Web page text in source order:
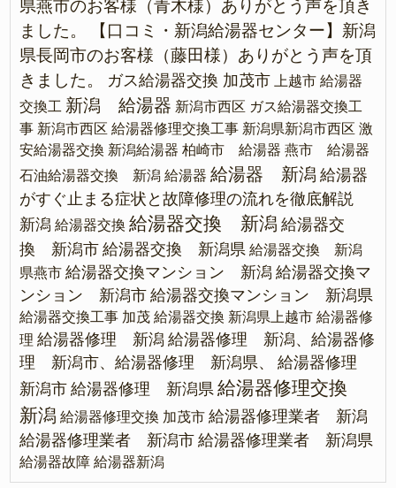
県燕市のお客様（青木様）ありがとう声を頂き
ました。
【口コミ・新潟給湯器センター】新潟
県長岡市のお客様（藤田様）ありがとう声を頂
きました。
ガス給湯器交換 加茂市
上越市 給湯器
交換工 新潟 給湯器 新潟市西区 ガス給湯器交換工
事 新潟市西区 給湯器修理交換工事 新潟県新潟市西区 激
安給湯器交換 新潟給湯器 柏崎市 給湯器 燕市 給湯器
石油給湯器交換 新潟 給湯器 給湯器 新潟 給湯器
がすぐ止まる症状と故障修理の流れを徹底解説
新潟 給湯器交換 給湯器交換 新潟 給湯器交
換 新潟市 給湯器交換 新潟県 給湯器交換 新潟
県燕市 給湯器交換マンション 新潟 給湯器交換マ
ンション 新潟市 給湯器交換マンション 新潟県
給湯器交換工事 加茂 給湯器交換 新潟県上越市 給湯器修
理 給湯器修理 新潟 給湯器修理 新潟、給湯器修
理 新潟市、給湯器修理 新潟県、
給湯器修理
新潟市 給湯器修理 新潟県 給湯器修理交換
新潟 給湯器修理交換 加茂市 給湯器修理業者 新潟
給湯器修理業者 新潟市 給湯器修理業者 新潟県
給湯器故障 給湯器新潟